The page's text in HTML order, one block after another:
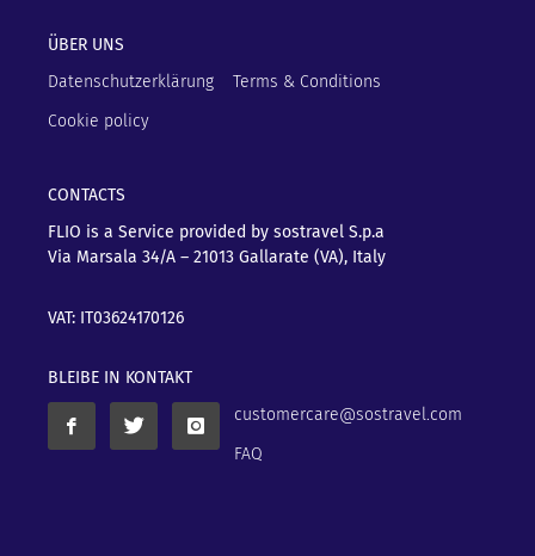
ÜBER UNS
Datenschutzerklärung
Terms & Conditions
Cookie policy
CONTACTS
FLIO is a Service provided by sostravel S.p.a
Via Marsala 34/A – 21013 Gallarate (VA), Italy
VAT: IT03624170126
BLEIBE IN KONTAKT
customercare@sostravel.com
FAQ